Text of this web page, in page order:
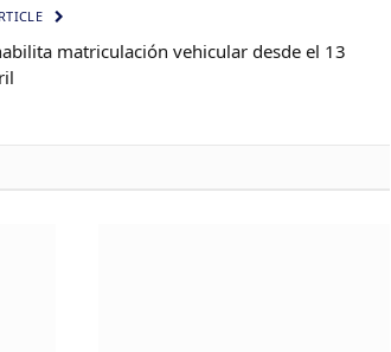
matriculación vehicular desde el 13